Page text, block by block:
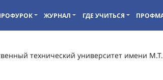
ЖУРНАЛ ГДЕ УЧИТЬСЯ
технический университет имени